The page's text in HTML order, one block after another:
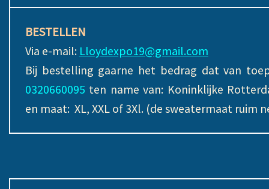
BESTELLEN
Via e-mail: Lloydexpo19@gmail.com
Bij bestelling gaarne het bedrag dat van
0320660095 ten name van: Koninklijke
en maat: XL, XXL of 3Xl. (de sweatermaat ruim